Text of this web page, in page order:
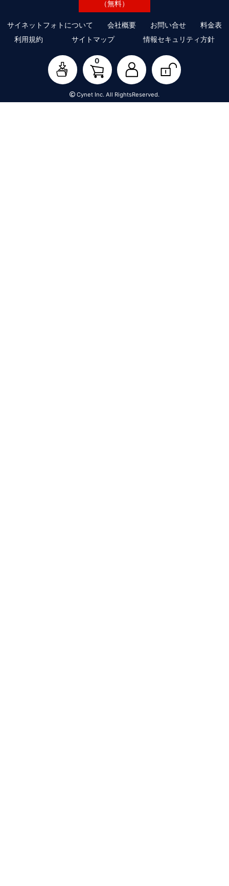
（無料）
サイネットフォトについて 会社概要 お問い合せ
料金表
利用規約
サイトマップ 情報セキュリティ方針
0
Cynet Inc. All RightsReserved.